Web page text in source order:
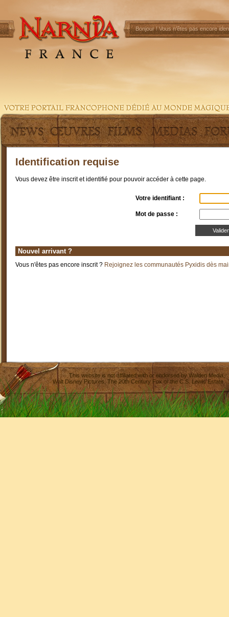
Bonjour !Vous n'êtes pas encore
Identification requise
Vous devez être inscrit et identifié pour pouvoir accéder à cette page.
Votre identifiant :
Mot de passe :
Nouvel arrivant ?
Vous n'êtes pas encore inscrit ? Rejoignez les communautés Pyxidis dès
This website is not affiliated with or endorsed byWalden Media
Walt Disney Pictures,The 20th Century Fox or the C.S. Lewis Estate.